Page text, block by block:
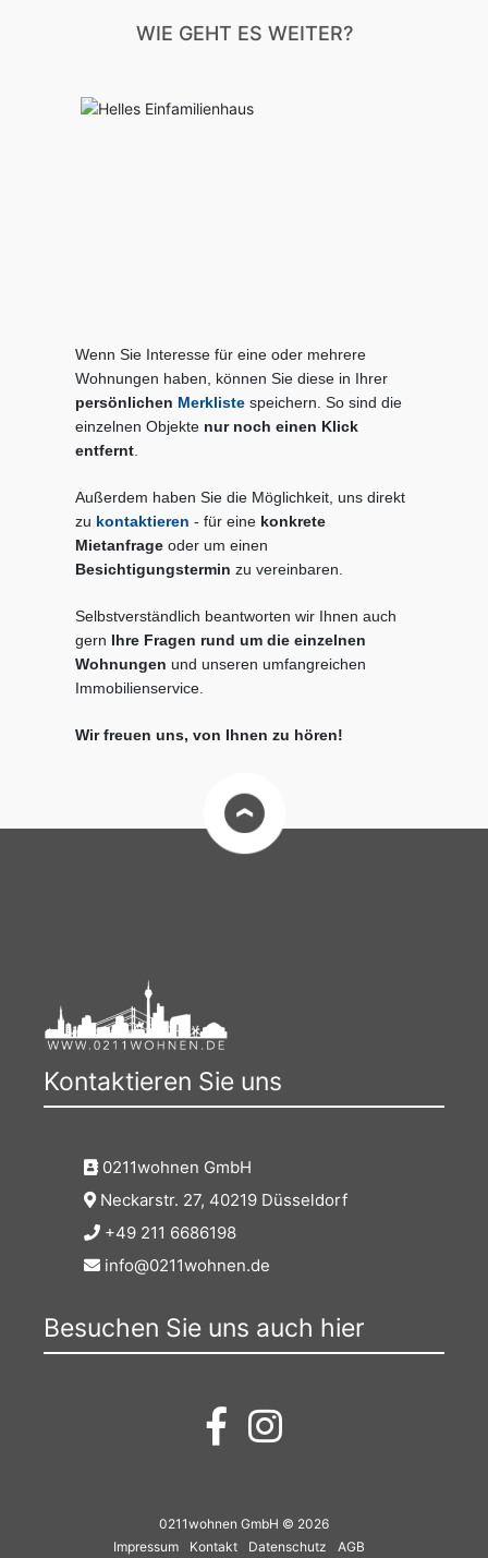
WIE GEHT ES WEITER?
Wenn Sie Interesse für eine oder mehrere
Wohnungen haben, können Sie diese in Ihrer
persönlichen Merklistespeichern. So sind die
einzelnen Objekte nur noch einen Klick
entfernt.
Außerdem haben Sie die Möglichkeit, uns direkt
zu kontaktieren - für eine konkrete
Mietanfrageoder um einen
Besichtigungstermin zu vereinbaren.
Selbstverständlich beantworten wir Ihnen auch
gern Ihre Fragen rund um die einzelnen
Wohnungen und unseren umfangreichen
Immobilienservice.
Wir freuen uns, von Ihnen zu hören!
Kontaktieren Sie uns
0211wohnen GmbH
Neckarstr. 27, 40219 Düsseldorf
+49 211 6686198
info@0211wohnen.de
Besuchen Sie uns auch hier
0211wohnen GmbH © 2026
Impressum
Kontakt Datenschutz AGB